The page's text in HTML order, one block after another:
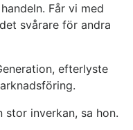
Får vi med
svårare för andra
efterlyste
stor inverkan, sa hon.